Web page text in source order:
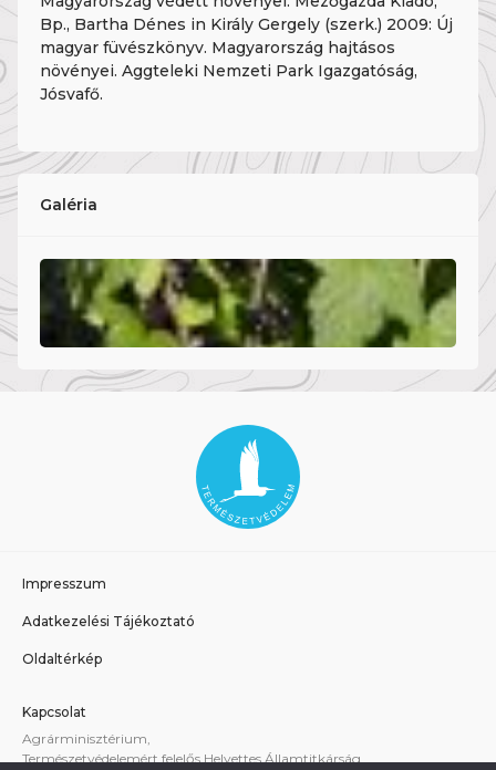
Bp., Bartha Dénes in Király Gergely (szerk.) 2009: Új
magyar füvészkönyv. Magyarország hajtásos
növényei. Aggteleki Nemzeti Park Igazgatóság,
Jósvafő.
Galéria
Impresszum
Adatkezelési Tájékoztató
Oldaltérkép
Kapcsolat
Agrárminisztérium,
Természetvédelemért felelős Helyettes Államtitkárság